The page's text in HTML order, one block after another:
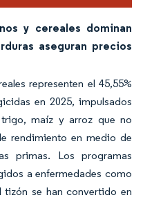
y cereales dominan
aseguran precios
representen el 45,55%
en 2025, impulsados
maíz y arroz que no
rendimiento en medio de
primas. Los programas
a enfermedades como
se han convertido en